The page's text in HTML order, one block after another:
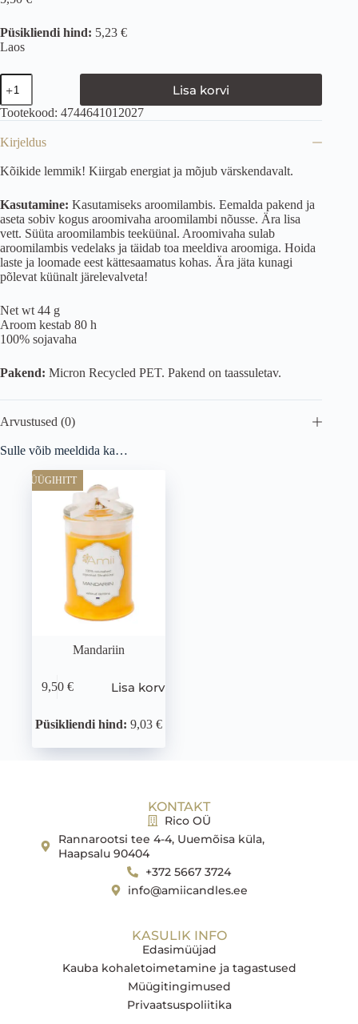
Püsikliendi hind: 5,23 €
Laos
Lisa korvi
Tootekood: 4744641012027
Kirjeldus
Kõikide lemmik! Kiirgab energiat ja mõjub värskendavalt.
Kasutamine: Kasutamiseks aroomilambis. Eemalda pakend ja
aseta sobiv kogus aroomivaha aroomilambi nõusse. Ära lisa
vett. Süüta aroomilambis teeküünal. Aroomivaha sulab
aroomilambis vedelaks ja täidab toa meeldiva aroomiga. Hoida
laste ja loomade eest kättesaamatus kohas. Ära jäta kunagi
põlevat küünalt järelevalveta!
Net wt 44 g
Aroom kestab 80 h
100% sojavaha
Pakend: Micron Recycled PET. Pakend on taassuletav.
Arvustused (0)
Sulle võib meeldida ka…
MÜÜGIHITT
Mandariin
9,50 € Lisa korvi
Püsikliendi hind: 9,03 €
KONTAKT
Rico OÜ
Rannarootsi tee 4-4, Uuemõisa küla,
Haapsalu 90404
+372 5667 3724
info@amiicandles.ee
KASULIK INFO
Edasimüüjad
Kauba kohaletoimetamine ja tagastused
Müügitingimused
Privaatsuspoliitika